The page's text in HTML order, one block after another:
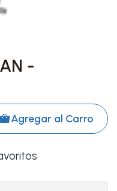
-
Agregar al Carro